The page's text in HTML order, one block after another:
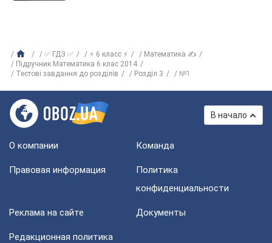
✅ ГДЗ ✅ ⚡ 6 класс ⚡
Математика ✍
Підручник Математика 6 клас 2014
Тестові завдання до розділів
Розділ 3 №1
В начало
О компании Команда
Правовая информация
Политика
конфиденциальности
Реклама на сайте Документы
Редакционная политика